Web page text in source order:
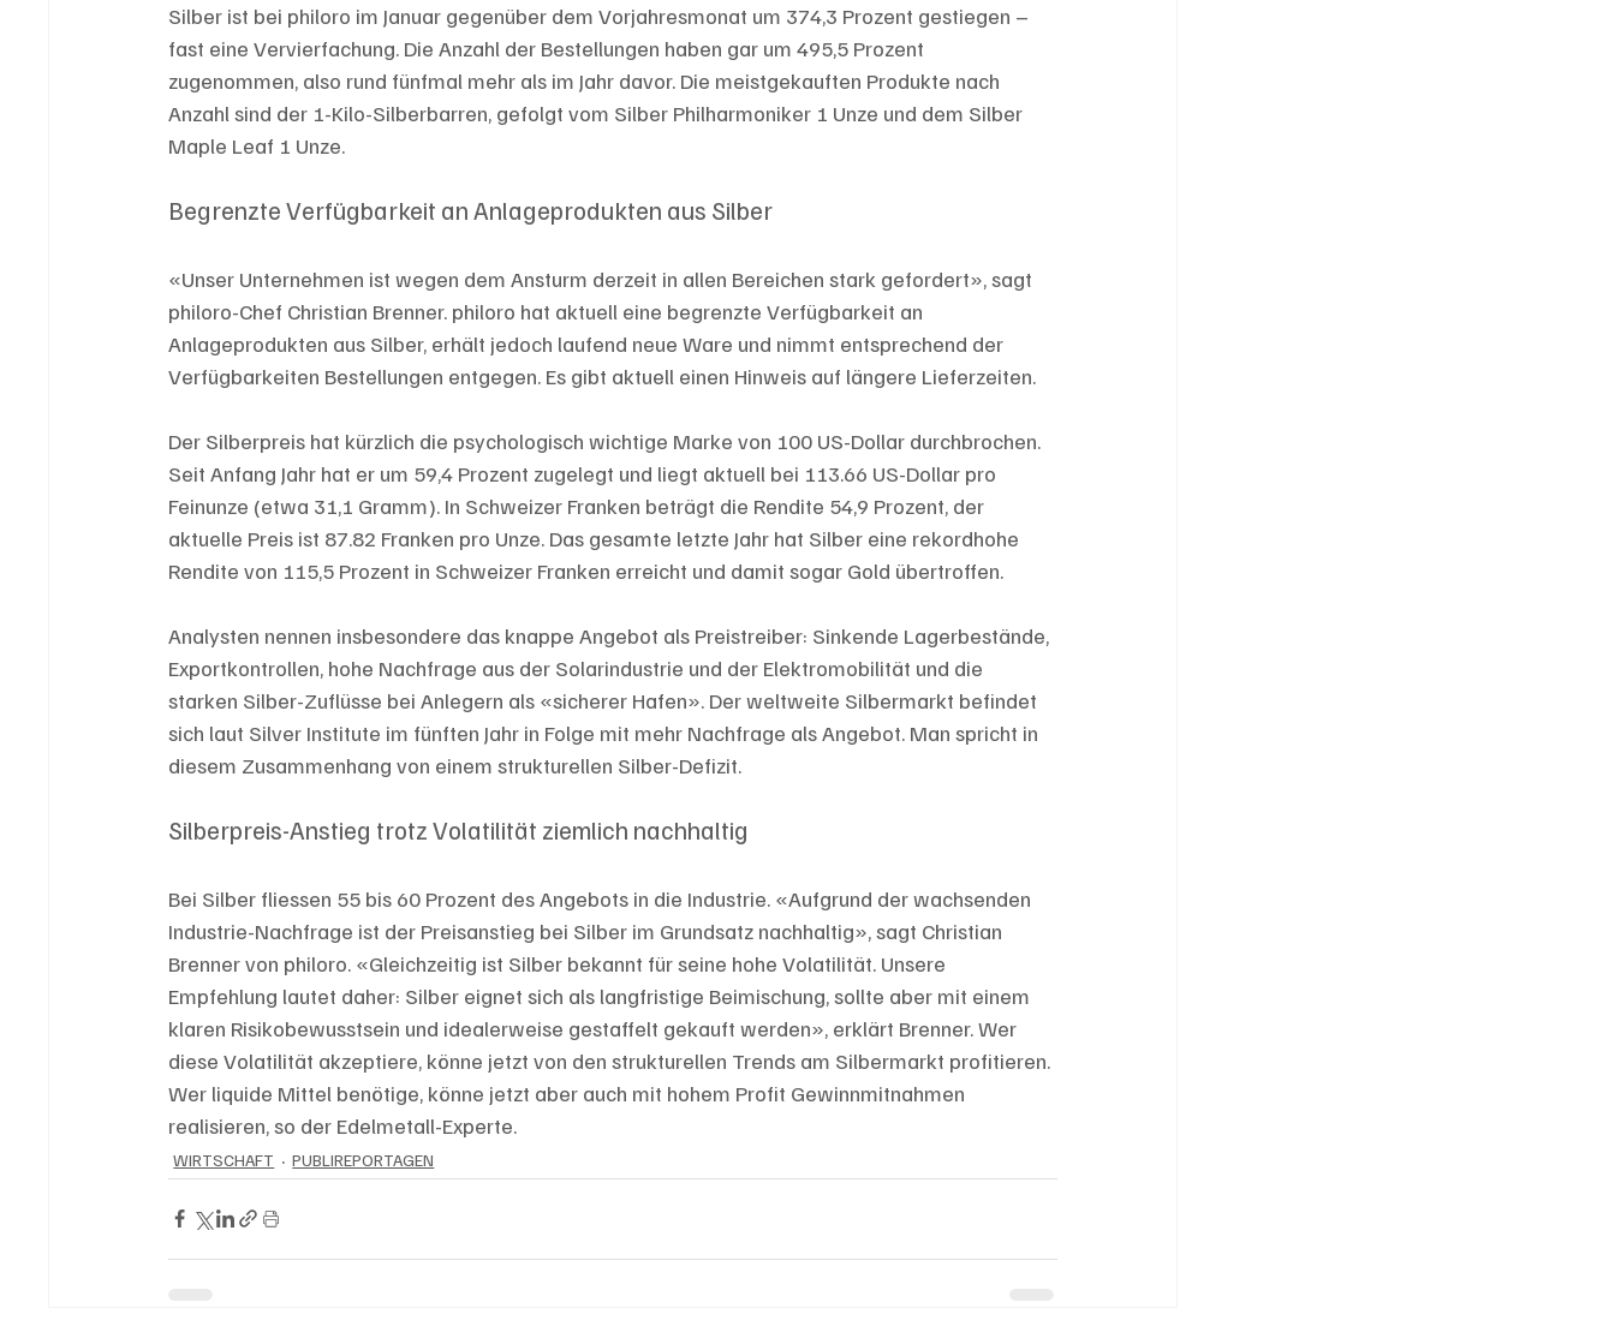
Silber ist bei philoro im Januar gegenüber dem Vorjahresmonat um 374,3 Prozent gestiegen –
fast eine Vervierfachung. Die Anzahl der Bestellungen haben gar um 495,5 Prozent
zugenommen, also rund fünfmal mehr als im Jahr davor. Die meistgekauften Produkte nach
Anzahl sind der 1-Kilo-Silberbarren, gefolgt vom Silber Philharmoniker 1 Unze und dem Silber
Maple Leaf 1 Unze.
Begrenzte Verfügbarkeit an Anlageprodukten aus Silber
«Unser Unternehmen ist wegen dem Ansturm derzeit in allen Bereichen stark gefordert», sagt
philoro-Chef Christian Brenner. philoro hat aktuell eine begrenzte Verfügbarkeit an
Anlageprodukten aus Silber, erhält jedoch laufend neue Ware und nimmt entsprechend der
Verfügbarkeiten Bestellungen entgegen. Es gibt aktuell einen Hinweis auf längere Lieferzeiten.
Der Silberpreis hat kürzlich die psychologisch wichtige Marke von 100 US-Dollar durchbrochen.
Seit Anfang Jahr hat er um 59,4 Prozent zugelegt und liegt aktuell bei 113.66 US-Dollar pro
Feinunze (etwa 31,1 Gramm). In Schweizer Franken beträgt die Rendite 54,9 Prozent, der
aktuelle Preis ist 87.82 Franken pro Unze. Das gesamte letzte Jahr hat Silber eine rekordhohe
Rendite von 115,5 Prozent in Schweizer Franken erreicht und damit sogar Gold übertroffen.
Analysten nennen insbesondere das knappe Angebot als Preistreiber: Sinkende Lagerbestände,
Exportkontrollen, hohe Nachfrage aus der Solarindustrie und der Elektromobilität und die
starken Silber-Zuflüsse bei Anlegern als «sicherer Hafen». Der weltweite Silbermarkt befindet
sich laut Silver Institute im fünften Jahr in Folge mit mehr Nachfrage als Angebot. Man spricht in
diesem Zusammenhang von einem strukturellen Silber-Defizit.
Silberpreis-Anstieg trotz Volatilität ziemlich nachhaltig
Bei Silber fliessen 55 bis 60 Prozent des Angebots in die Industrie. «Aufgrund der wachsenden
Industrie-Nachfrage ist der Preisanstieg bei Silber im Grundsatz nachhaltig», sagt Christian
Brenner von philoro. «Gleichzeitig ist Silber bekannt für seine hohe Volatilität. Unsere
Empfehlung lautet daher: Silber eignet sich als langfristige Beimischung, sollte aber mit einem
klaren Risikobewusstsein und idealerweise gestaffelt gekauft werden», erklärt Brenner. Wer
diese Volatilität akzeptiere, könne jetzt von den strukturellen Trends am Silbermarkt profitieren.
Wer liquide Mittel benötige, könne jetzt aber auch mit hohem Profit Gewinnmitnahmen
realisieren, so der Edelmetall-Experte.
WIRTSCHAFT PUBLIREPORTAGEN